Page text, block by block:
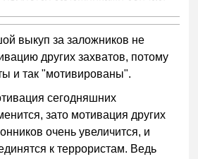
выкуп за заложников не
других захватов, потому
и так "мотивированы".
сегодняшних
зато мотивация других
очень увеличится, и
к террористам. Ведь